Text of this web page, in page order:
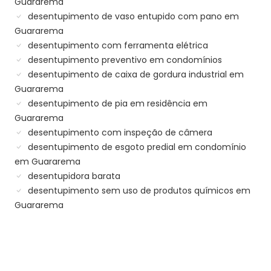
desentupimento de vaso entupido com pano em
Guararema
desentupimento com ferramenta elétrica
desentupimento preventivo em condomínios
desentupimento de caixa de gordura industrial em
Guararema
desentupimento de pia em residência em
Guararema
desentupimento com inspeção de câmera
desentupimento de esgoto predial em condomínio
em Guararema
desentupidora barata
desentupimento sem uso de produtos químicos em
Guararema